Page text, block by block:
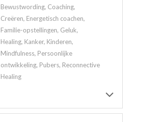
Bewustwording, Coaching,
Creëren, Energetisch coachen,
Familie-opstellingen, Geluk,
Healing, Kanker, Kinderen,
Mindfulness, Persoonlijke
ontwikkeling, Pubers, Reconnective
Healing